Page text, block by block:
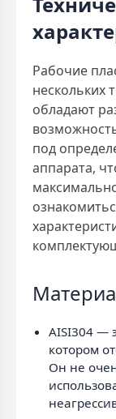
Рабочие
нескольких
обладают
под
аппарата,
AISI304 —
котором
Он не